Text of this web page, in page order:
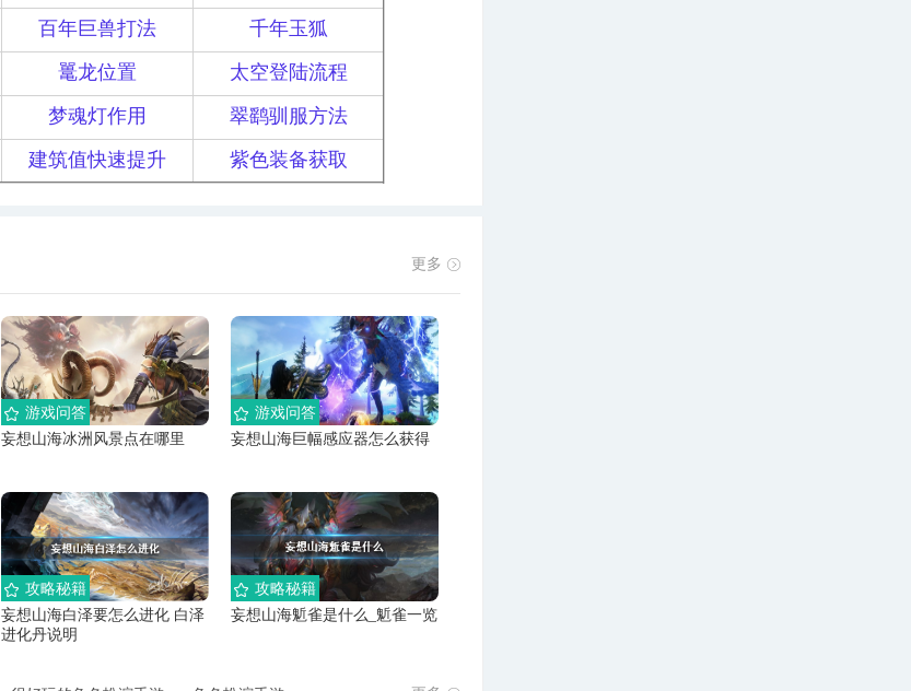
百年巨兽打法
千年玉狐
鼍龙位置
太空登陆流程
梦魂灯作用
翠鹞驯服方法
建筑值快速提升 紫色装备获取
更多
妄想山海冰洲风景点在哪里
游戏问答
妄想山海巨幅感应器怎么获得
游戏问答
妄想山海白泽要怎么进化 白泽
进化丹说明
攻略秘籍
妄想山海鬿雀是什么_鬿雀一览
攻略秘籍